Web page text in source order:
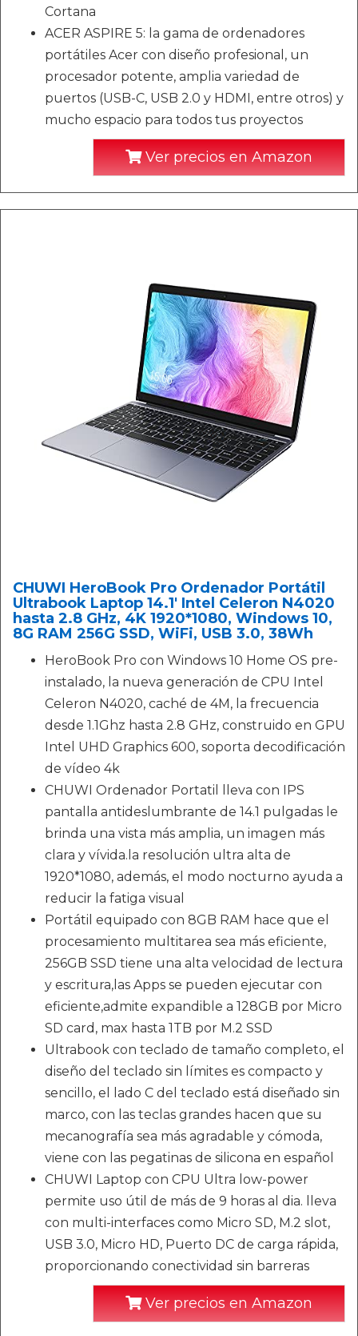
Cortana
ACER ASPIRE 5: la gama de ordenadores
portátiles Acer con diseño profesional, un
procesador potente, amplia variedad de
puertos (USB-C, USB 2.0 y HDMI, entre otros) y
mucho espacio para todos tus proyectos
Ver precios en Amazon
CHUWI HeroBook Pro Ordenador Portátil
Ultrabook Laptop 14.1' Intel Celeron N4020
hasta 2.8 GHz, 4K 1920*1080, Windows 10,
8G RAM 256G SSD, WiFi, USB 3.0, 38Wh
HeroBook Pro con Windows 10 Home OS pre-
instalado, la nueva generación de CPU Intel
Celeron N4020, caché de 4M, la frecuencia
desde 1.1Ghz hasta 2.8 GHz, construido en GPU
Intel UHD Graphics 600, soporta decodificación
de vídeo 4k
CHUWI Ordenador Portatil lleva con IPS
pantalla antideslumbrante de 14.1 pulgadas le
brinda una vista más amplia, un imagen más
clara y vívida.la resolución ultra alta de
1920*1080, además, el modo nocturno ayuda a
reducir la fatiga visual
Portátil equipado con 8GB RAM hace que el
procesamiento multitarea sea más eficiente,
256GB SSD tiene una alta velocidad de lectura
y escritura,las Apps se pueden ejecutar con
eficiente,admite expandible a 128GB por Micro
SD card, max hasta 1TB por M.2 SSD
Ultrabook con teclado de tamaño completo, el
diseño del teclado sin límites es compacto y
sencillo, el lado C del teclado está diseñado sin
marco, con las teclas grandes hacen que su
mecanografía sea más agradable y cómoda,
viene con las pegatinas de silicona en español
CHUWI Laptop con CPU Ultra low-power
permite uso útil de más de 9 horas al dia. lleva
con multi-interfaces como Micro SD, M.2 slot,
USB 3.0, Micro HD, Puerto DC de carga rápida,
proporcionando conectividad sin barreras
Ver precios en Amazon